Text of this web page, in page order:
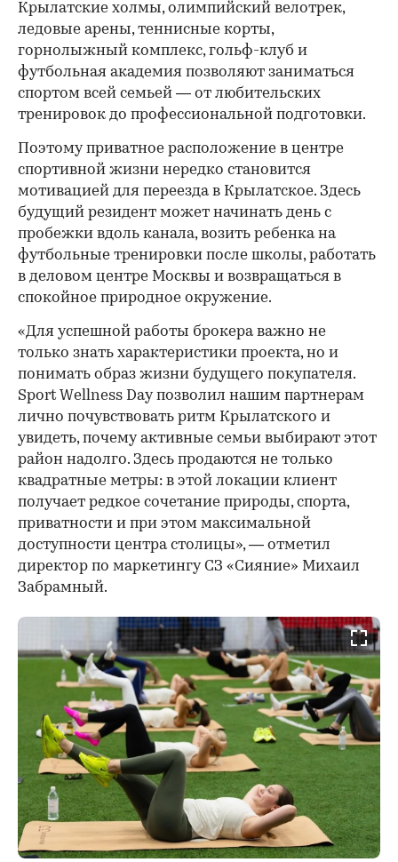
Крылатские холмы, олимпийский велотрек,
ледовые арены, теннисные корты,
горнолыжный комплекс, гольф-клуб и
футбольная академия позволяют заниматься
спортом всей семьей — от любительских
тренировок до профессиональной подготовки.
Поэтому приватное расположение в центре
спортивной жизни нередко становится
мотивацией для переезда в Крылатское. Здесь
будущий резидент может начинать день с
пробежки вдоль канала, возить ребенка на
футбольные тренировки после школы, работать
в деловом центре Москвы и возвращаться в
спокойное природное окружение.
«Для успешной работы брокера важно не
только знать характеристики проекта, но и
понимать образ жизни будущего покупателя.
Sport Wellness Day позволил нашим партнерам
лично почувствовать ритм Крылатского и
увидеть, почему активные семьи выбирают этот
район надолго. Здесь продаются не только
квадратные метры: в этой локации клиент
получает редкое сочетание природы, спорта,
приватности и при этом максимальной
доступности центра столицы», — отметил
директор по маркетингу СЗ «Сияние» Михаил
Забрамный.